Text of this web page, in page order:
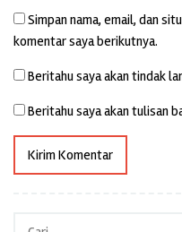
Simpan nama, email, dan
komentar saya berikutnya.
Beritahu saya akan tindak
Beritahu saya akan tulisan